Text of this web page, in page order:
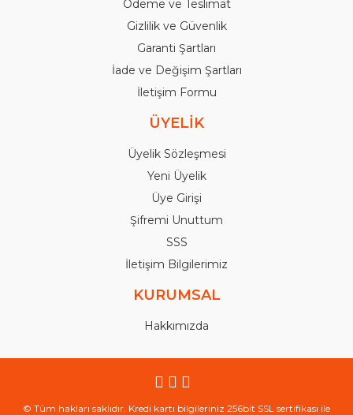
Ödeme ve Teslimat
Gizlilik ve Güvenlik
Garanti Şartları
İade ve Değişim Şartları
İletişim Formu
ÜYELİK
Üyelik Sözleşmesi
Yeni Üyelik
Üye Girişi
Şifremi Unuttum
SSS
İletişim Bilgilerimiz
KURUMSAL
Hakkımızda
© Tüm hakları saklıdır. Kredi kartı bilgileriniz 256bit SSL sertifikası ile